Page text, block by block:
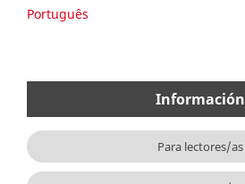
Português
Información
Para lectores/as